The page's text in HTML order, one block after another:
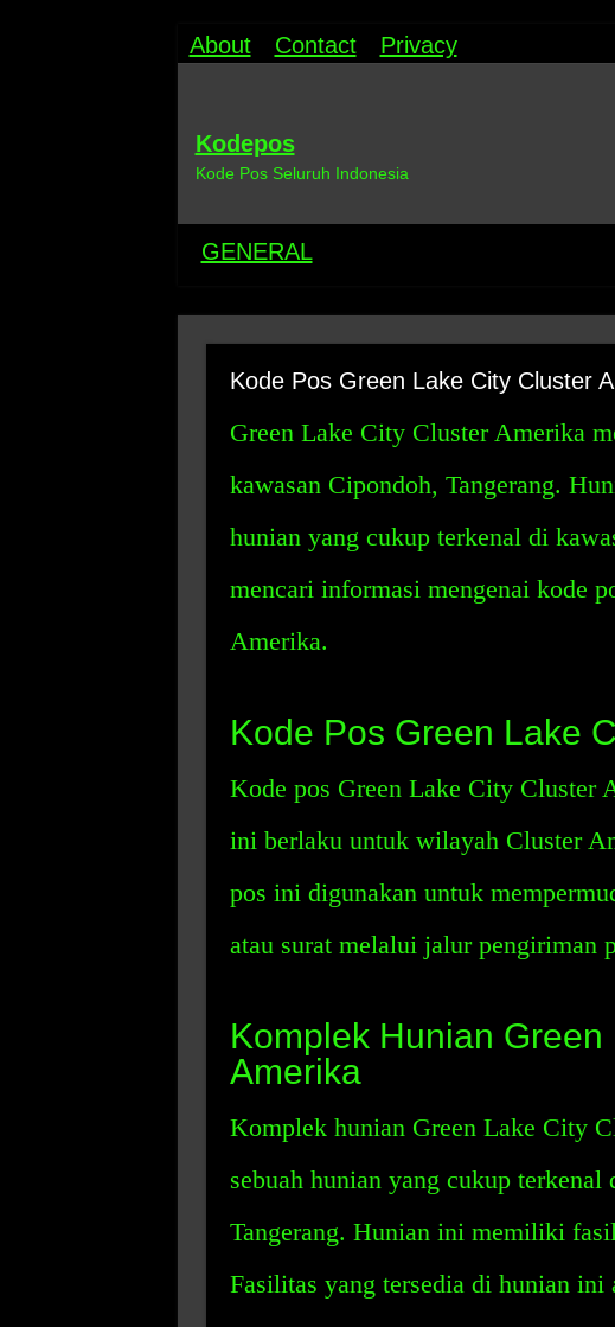
About Contact Privacy
Kodepos
Kode Pos Seluruh Indonesia
GENERAL
Kode Pos Green Lake City Cluster
Green Lake City Cluster Amerika
kawasan Cipondoh, Tangerang.
hunian yang cukup terkenal di
mencari informasi mengenai kode
Amerika.
Kode Pos Green Lake
Kode pos Green Lake City Cluster
ini berlaku untuk wilayah Cluster
pos ini digunakan untuk
atau surat melalui jalur pengiriman
Komplek Hunian
Amerika
Komplek hunian Green Lake City
sebuah hunian yang cukup terkenal
Tangerang. Hunian ini memiliki
Fasilitas yang tersedia di hunian ini